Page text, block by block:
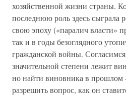
хозяйственной жизни страны.
последнюю роль здесь сыграла
свою эпоху («паралич власти»
так и в годы безоглядного
гражданской войны.
значительной степени лежит
но найти виновника в прошлом
разрешить вопрос, как он